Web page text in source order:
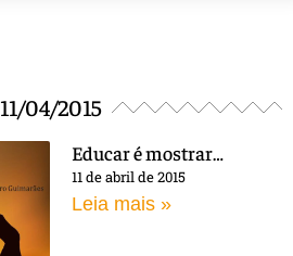
11/04/2015
Educar é mostrar…
11 de abril de 2015
Leia mais »